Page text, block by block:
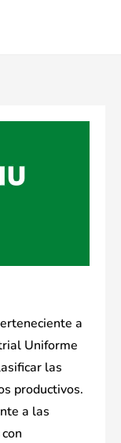
a
Uniforme
las
productivos.
a las